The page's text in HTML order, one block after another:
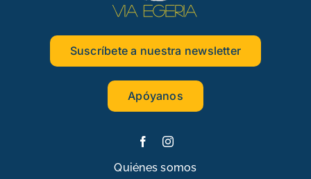
Suscríbete a nuestra newsletter
Apóyanos
Quiénes somos